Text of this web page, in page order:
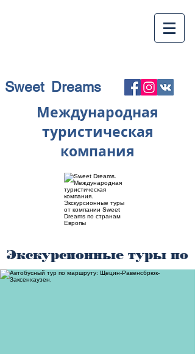
Sweet Dreams
Международная
туристическая
компания
Экскурсионные туры по
странам Европы